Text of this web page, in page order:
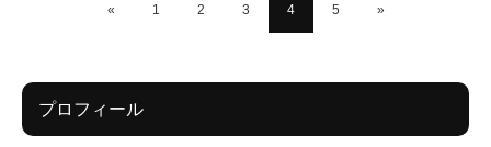
« 1 2 3 4 5 »
プロフィール